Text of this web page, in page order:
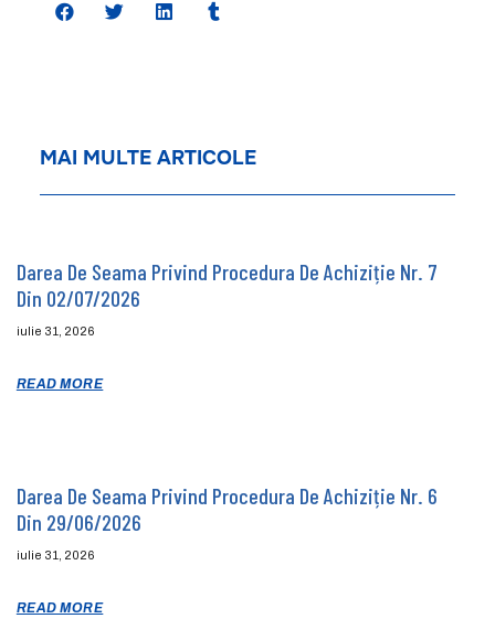
MAI MULTE ARTICOLE
Darea De Seama Privind Procedura De Achiziție Nr. 7
Din 02/07/2026
iulie 31, 2026
READ MORE
Darea De Seama Privind Procedura De Achiziție Nr. 6
Din 29/06/2026
iulie 31, 2026
READ MORE